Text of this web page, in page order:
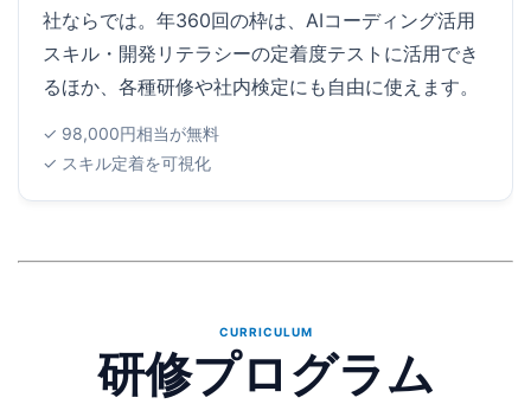
社ならでは。年360回の枠は、AIコーディング活用
スキル・開発リテラシーの定着度テストに活用でき
るほか、各種研修や社内検定にも自由に使えます。
✓ 98,000円相当が無料
✓ スキル定着を可視化
CURRICULUM
研修プログラム